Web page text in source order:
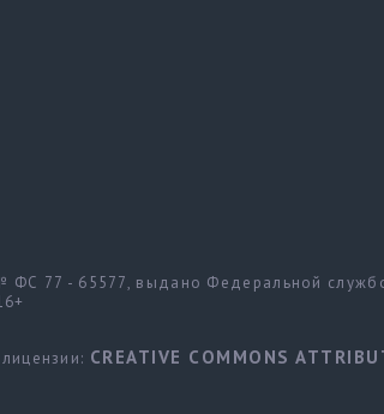
ФС 77 - 65577, выдано Федеральной
CREATIVE COMMONS